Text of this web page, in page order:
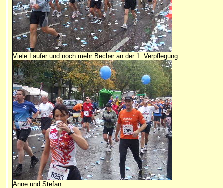
Viele Läufer und noch mehr Becher an der 1. Verpflegung
Anne und Stefan